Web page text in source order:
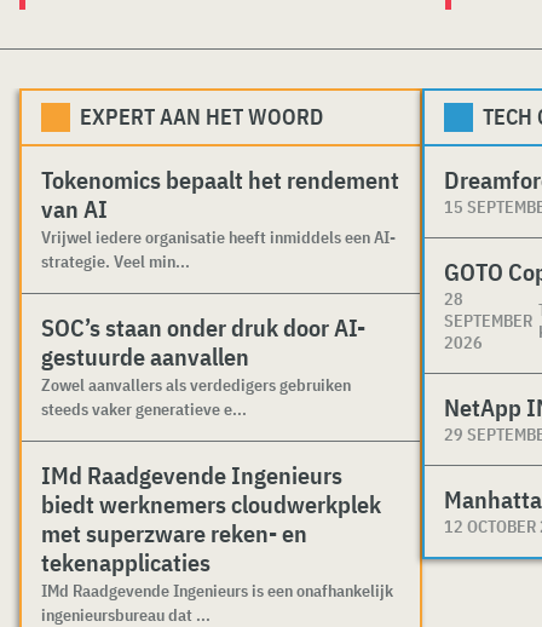
EXPERT AAN HET WOORD
Tokenomics bepaalt het rendement
van AI
Vrijwel iedere organisatie heeft inmiddels een AI-
strategie. Veel min...
SOC’s staan onder druk door AI-
gestuurde aanvallen
Zowel aanvallers als verdedigers gebruiken
steeds vaker generatieve e...
IMd Raadgevende Ingenieurs
biedt werknemers cloudwerkplek
met superzware reken- en
tekenapplicaties
IMd Raadgevende Ingenieurs is een onafhankelijk
ingenieursbureau dat ...
TECH
15
GOTO
28
SEPTEMBER
2026
NetApp
29
12